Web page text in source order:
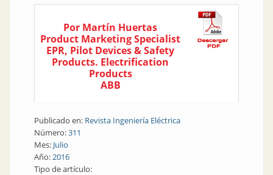
Por Martín Huertas
Product Marketing Specialist
EPR, Pilot Devices & Safety
Products. Electrification
Products
ABB
Publicado en: Revista Ingeniería Eléctrica
Número:311
Mes: Julio
Año:2016
Tipo de artículo: